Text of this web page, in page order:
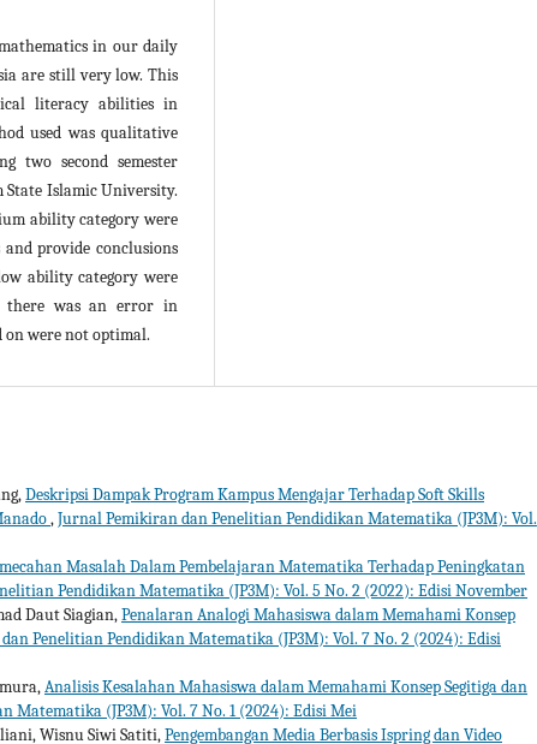
in our daily
are still very low. This
literacy abilities in
used was qualitative
two second semester
State Islamic University.
ability category were
provide conclusions
ability category were
there was an error in
on were not optimal.
Deskripsi Dampak Program Kampus Mengajar Terhadap Soft Skills
,Jurnal Pemikiran dan Penelitian Pendidikan Matematika (JP3M): Vol.
Masalah Dalam Pembelajaran Matematika Terhadap Peningkatan
Pendidikan Matematika (JP3M): Vol. 5 No. 2 (2022): Edisi November
Daut Siagian,Penalaran Analogi Mahasiswa dalam Memahami Konsep
Penelitian Pendidikan Matematika (JP3M): Vol. 7 No. 2 (2024): Edisi
Analisis Kesalahan Mahasiswa dalam Memahami Konsep Segitiga dan
Matematika (JP3M): Vol. 7 No. 1 (2024): Edisi Mei
Wisnu Siwi Satiti,Pengembangan Media Berbasis Ispring dan Video